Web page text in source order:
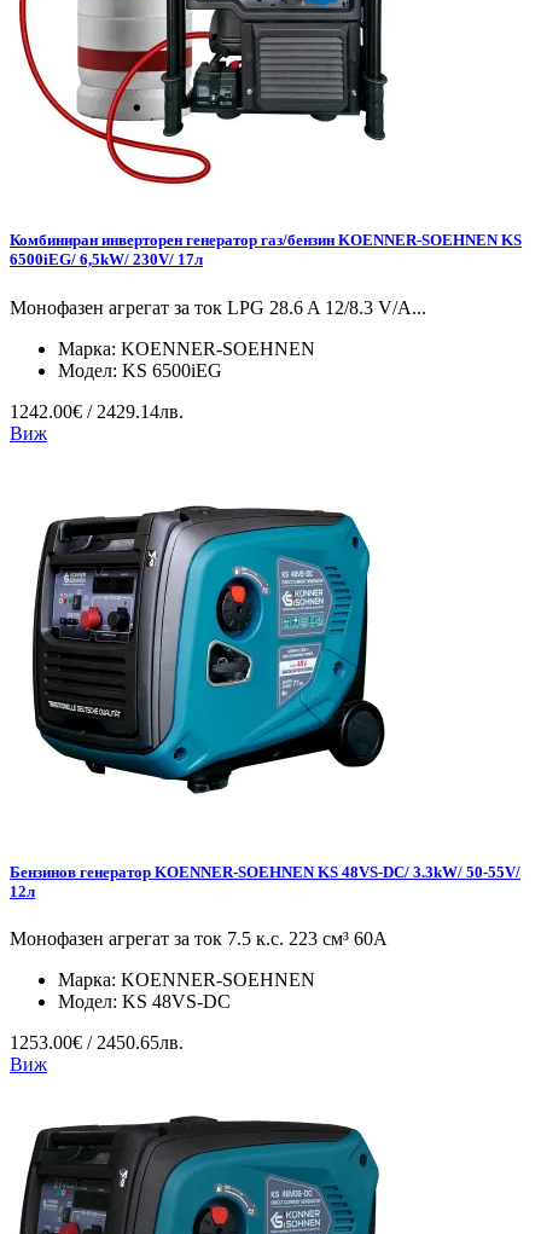
Комбиниран инверторен генератор газ/бензин KOENNER-SOEHNEN KS
6500iEG/ 6,5kW/ 230V/ 17л
Монофазен агрегат за ток LPG 28.6 A 12/8.3 V/А...
Марка: KOENNER-SOEHNEN
Модел: KS 6500iEG
1242.00€ / 2429.14лв.
Виж
Бензинов генератор KOENNER-SOEHNEN KS 48VS-DC/ 3.3kW/ 50-55V/
12л
Монофазен агрегат за ток 7.5 к.с. 223 см³ 60А
Марка: KOENNER-SOEHNEN
Модел: KS 48VS-DC
1253.00€ / 2450.65лв.
Виж